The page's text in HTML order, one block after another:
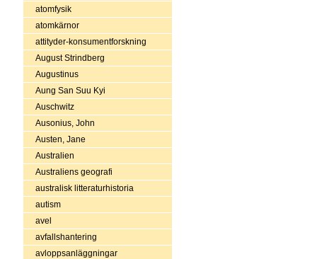
atomfysik
atomkärnor
attityder-konsumentforskning
August Strindberg
Augustinus
Aung San Suu Kyi
Auschwitz
Ausonius, John
Austen, Jane
Australien
Australiens geografi
australisk litteraturhistoria
autism
avel
avfallshantering
avloppsanläggningar